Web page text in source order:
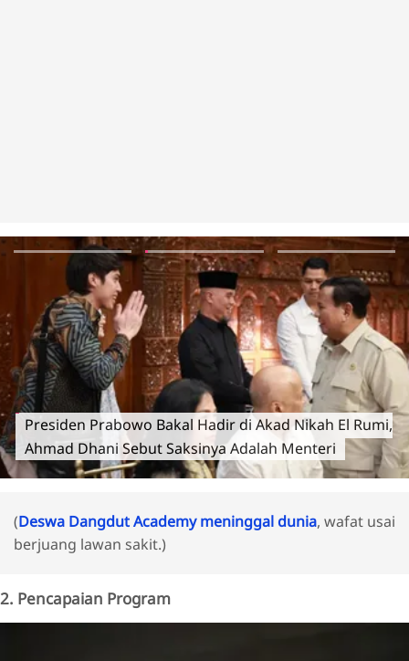
Presiden Prabowo Bakal Hadir di Akad Nikah El Rumi,
Ahmad Dhani Sebut Saksinya Adalah Menteri
(Deswa Dangdut Academy meninggal dunia, wafat usai
berjuang lawan sakit.)
2. Pencapaian Program